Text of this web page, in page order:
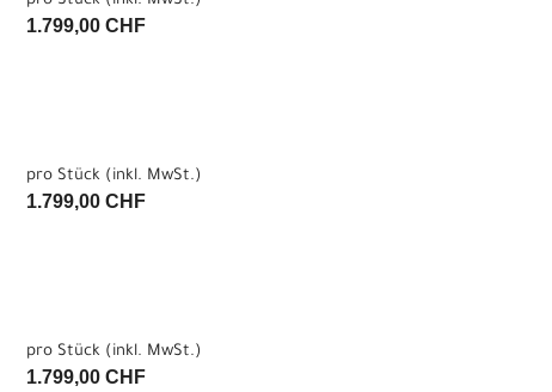
1.799,00 CHF
pro Stück (inkl. MwSt.)
1.799,00 CHF
pro Stück (inkl. MwSt.)
1.799,00 CHF